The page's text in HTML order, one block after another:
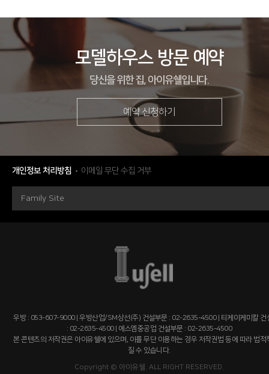
모델하우스 방문 예약
당신을 위한 집, 아이유쉘입니다.
예약 신청하기
개인정보 처리방침 이메일 무단 수집 거부
Family Site
우방 : 053-607-9000 | 우방산업/SM상선(주) 건설부문 : 02-2635-4500 | 티케이케미칼 건
: 02-2635-4500 | 에스엠중공업 건설부문 : 02-2635-4500
본 콘텐츠의 저작권은 아이유쉘에 있으며, 이를 무단 이용하는 경우 저작권법 등에 따라 법적
질 수 있습니다.
Copyright © 아이유쉘. ALL RIGHT RESERVED.